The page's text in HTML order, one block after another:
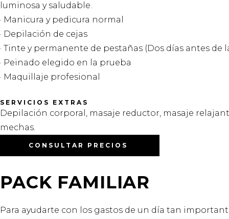
luminosa y saludable.
· Manicura y pedicura normal
· Depilación de cejas
· Tinte y permanente de pestañas (Dos días antes de
· Peinado elegido en la prueba
· Maquillaje profesional
SERVICIOS EXTRAS
Depilación corporal, masaje reductor, masaje
mechas.
CONSULTAR PRECIOS
PACK FAMILIAR
Para ayudarte con los gastos de un día tan